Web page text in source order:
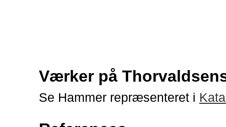
Værker på
Se Hammer repræsenteret i